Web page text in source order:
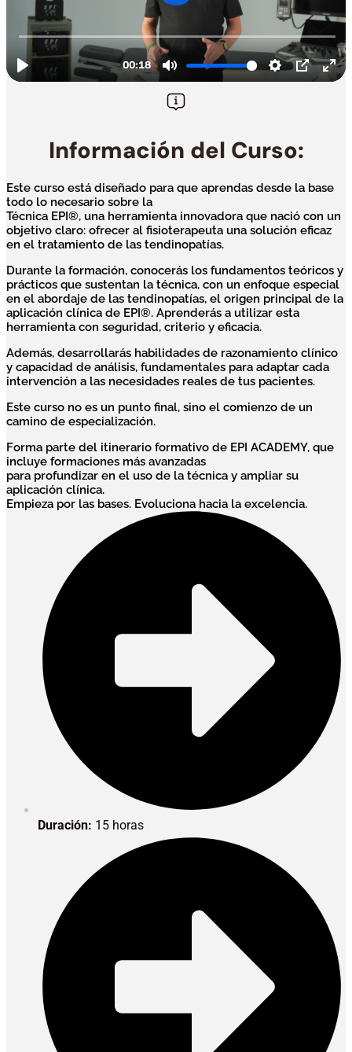
Información del Curso:
Este curso está diseñado para que aprendas desde la base
todo lo necesario sobre la
Técnica EPI®, una herramienta innovadora que nació con un
objetivo claro: ofrecer al fisioterapeuta una solución eficaz
en el tratamiento de las tendinopatías.
Durante la formación, conocerás los fundamentos teóricos y
prácticos que sustentan la técnica, con un enfoque especial
en el abordaje de las tendinopatías, el origen principal de la
aplicación clínica de EPI®. Aprenderás a utilizar esta
herramienta con seguridad, criterio y eficacia.
Además, desarrollarás habilidades de razonamiento clínico
y capacidad de análisis, fundamentales para adaptar cada
intervención a las necesidades reales de tus pacientes.
Este curso no es un punto final, sino el comienzo de un
camino de especialización.
Forma parte del itinerario formativo de EPI ACADEMY, que
incluye formaciones más avanzadas
para profundizar en el uso de la técnica y ampliar su
aplicación clínica.
Empieza por las bases. Evoluciona hacia la excelencia.
Duración: 15 horas